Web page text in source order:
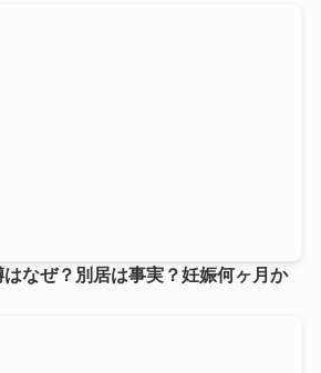
なぜ？別居は事実？妊娠何ヶ月か